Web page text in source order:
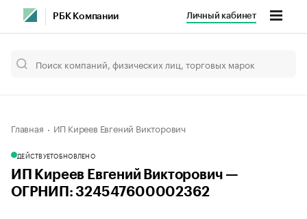
РБК Компании Личный кабинет
Главная ИП Киреев Евгений Викторович
ДЕЙСТВУЕТОБНОВЛЕНО
ИП Киреев Евгений Викторович —
ОГРНИП: 324547600002362